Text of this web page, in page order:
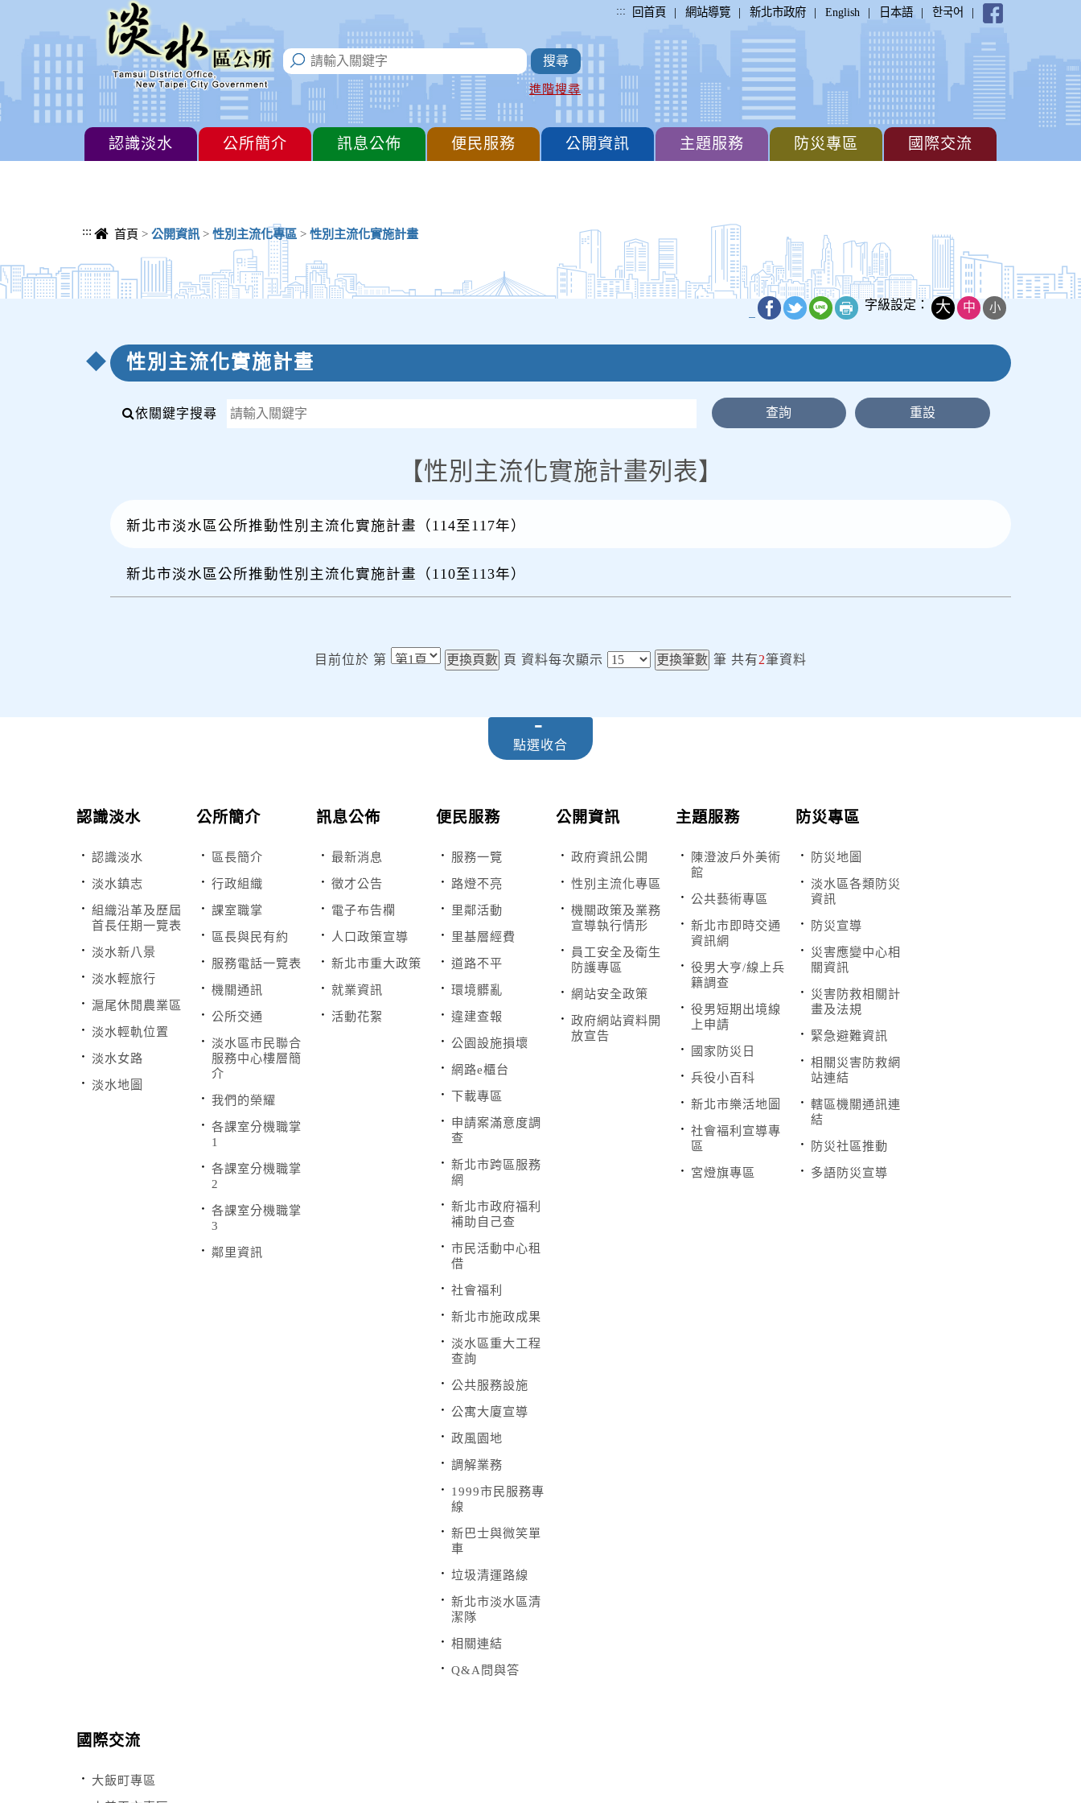
::: 回首頁 | 網站導覽 | 新北市政府 | English | 日本語 | 한국어 |
進階搜尋
認識淡水 公所簡介 訊息公佈 便民服務 公開資訊 主題服務 防災專區 國際交流
::: 首頁 > 公開資訊 > 性別主流化專區 > 性別主流化實施計畫
字級設定： 大 中 小
性別主流化實施計畫
依關鍵字搜尋
性別主流化實施計畫列表
新北市淡水區公所推動性別主流化實施計畫（114至117年）
新北市淡水區公所推動性別主流化實施計畫（110至113年）
目前位於 第 頁 資料每次顯示 筆 共有2筆資料
認識淡水
認識淡水
淡水鎮志
組織沿革及歷屆
首長任期一覽表
淡水新八景
淡水輕旅行
滬尾休閒農業區
淡水輕軌位置
淡水女路
淡水地圖
公所簡介
區長簡介
行政組織
課室職掌
區長與民有約
服務電話一覽表
機關通訊
公所交通
淡水區市民聯合
服務中心樓層簡
介
我們的榮耀
各課室分機職掌
1
各課室分機職掌
2
各課室分機職掌
3
鄰里資訊
訊息公佈
最新消息
徵才公告
電子布告欄
人口政策宣導
新北市重大政策
就業資訊
活動花絮
便民服務
服務一覽
路燈不亮
里鄰活動
里基層經費
道路不平
環境髒亂
違建查報
公園設施損壞
網路e櫃台
下載專區
申請案滿意度調
查
新北市跨區服務
網
新北市政府福利
補助自己查
市民活動中心租
借
社會福利
新北市施政成果
淡水區重大工程
查詢
公共服務設施
公寓大廈宣導
政風園地
調解業務
1999市民服務專
線
新巴士與微笑單
車
垃圾清運路線
新北市淡水區清
潔隊
相關連結
Q&A問與答
公開資訊
政府資訊公開
性別主流化專區
機關政策及業務
宣導執行情形
員工安全及衛生
防護專區
網站安全政策
政府網站資料開
放宣告
主題服務
陳澄波戶外美術
館
公共藝術專區
新北市即時交通
資訊網
役男大亨/線上兵
籍調查
役男短期出境線
上申請
國家防災日
兵役小百科
新北市樂活地圖
社會褔利宣導專
區
宮燈旗專區
防災專區
防災地圖
淡水區各類防災
資訊
防災宣導
災害應變中心相
關資訊
災害防救相關計
畫及法規
緊急避難資訊
相關災害防救網
站連結
轄區機關通訊連
結
防災社區推動
多語防災宣導
國際交流
大飯町專區